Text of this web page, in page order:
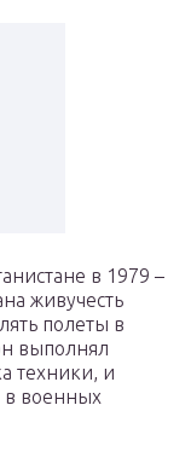
в 1979 –
живучесть
полеты в
выполнял
техники, и
в военных